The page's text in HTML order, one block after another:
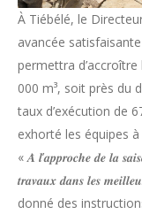
À Tiébélé, le
avancée
permettra
000 m³, soit près du
taux d’exécution de
exhorté les équipes
« 𝑨̀ 𝒍’𝒂𝒑𝒑𝒓𝒐𝒄𝒉𝒆 𝒅𝒆 𝒍𝒂
𝒕𝒓𝒂𝒗𝒂𝒖𝒙 𝒅𝒂𝒏𝒔 𝒍𝒆𝒔
donné des